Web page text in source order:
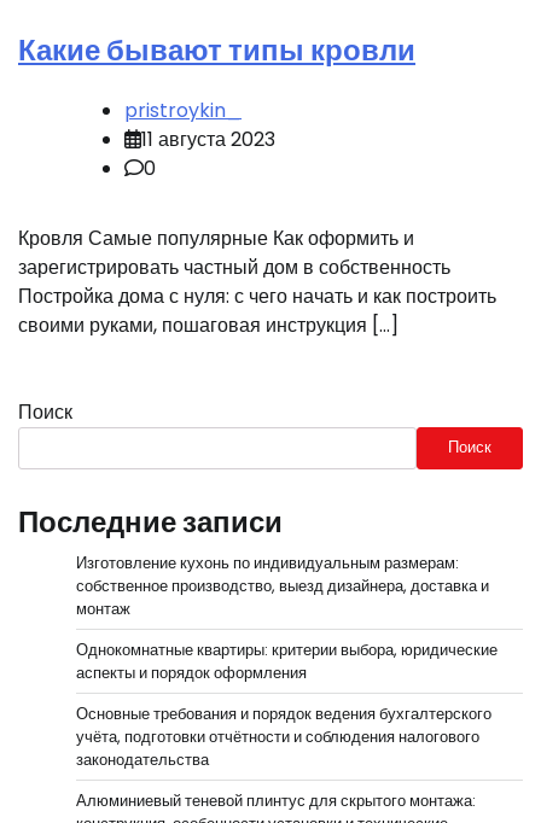
Какие бывают типы кровли
pristroykin_
11 августа 2023
0
Кровля Самые популярные Как оформить и
зарегистрировать частный дом в собственность
Постройка дома с нуля: с чего начать и как построить
своими руками, пошаговая инструкция […]
Поиск
Поиск
Последние записи
Изготовление кухонь по индивидуальным размерам:
собственное производство, выезд дизайнера, доставка и
монтаж
Однокомнатные квартиры: критерии выбора, юридические
аспекты и порядок оформления
Основные требования и порядок ведения бухгалтерского
учёта, подготовки отчётности и соблюдения налогового
законодательства
Алюминиевый теневой плинтус для скрытого монтажа: